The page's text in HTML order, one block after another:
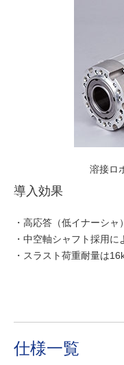
溶接ロ
導入効果
・高応答（低イナーシャ
・中空軸シャフト採用
・スラスト荷重耐量は
仕様一覧